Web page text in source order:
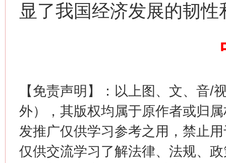
显了我国经济发展的韧性
【免责声明】：以上图、文、音/
外），其版权均属于原作者或归
发推广仅供学习参考之用，禁止
仅供交流学习了解法律、法规、
生